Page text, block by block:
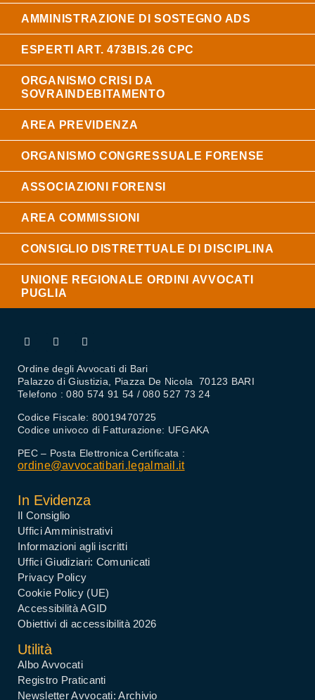
AMMINISTRAZIONE DI SOSTEGNO ADS
ESPERTI ART. 473BIS.26 CPC
ORGANISMO CRISI DA
SOVRAINDEBITAMENTO
AREA PREVIDENZA
ORGANISMO CONGRESSUALE FORENSE
ASSOCIAZIONI FORENSI
AREA COMMISSIONI
CONSIGLIO DISTRETTUALE DI DISCIPLINA
UNIONE REGIONALE ORDINI AVVOCATI
PUGLIA
Ordine degli Avvocati di Bari
Palazzo di Giustizia, Piazza De Nicola 70123 BARI
Telefono : 080 574 91 54 / 080 527 73 24
Codice Fiscale: 80019470725
Codice univoco di Fatturazione: UFGAKA
PEC – Posta Elettronica Certificata :
ordine@avvocatibari.legalmail.it
In Evidenza
Il Consiglio
Uffici Amministrativi
Informazioni agli iscritti
Uffici Giudiziari: Comunicati
Privacy Policy
Cookie Policy (UE)
Accessibilità AGID
Obiettivi di accessibilità 2026
Utilità
Albo Avvocati
Registro Praticanti
Newsletter Avvocati: Archivio